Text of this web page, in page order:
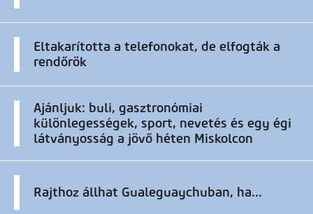
Eltakarította a telefonokat, de elfogták a
rendőrök
Ajánljuk: buli, gasztronómiai
különlegességek, sport, nevetés és egy égi
látványosság a jövő héten Miskolcon
Rajthoz állhat Gualeguaychuban, ha...